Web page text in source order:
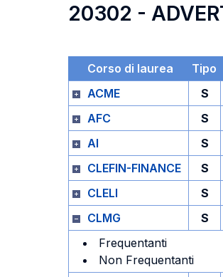
20302 -
Corso di laurea Tipo
ACME
S
AFC
S
AI
S
CLEFIN-FINANCE
S
CLELI
S
CLMG
S
Frequentanti
Non Frequentanti